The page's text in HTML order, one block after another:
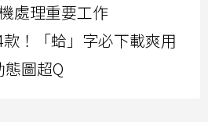
處理重要工作
！「蛤」字必下載爽用
圖超Q